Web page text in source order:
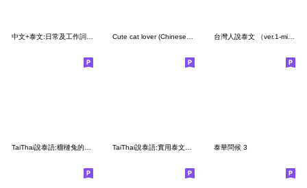
中文+泰文:日常及工作詞彙 (精選實用版) Cute cat lover (Chinese-Thai ver) 台灣人說泰文 （ver.1-minimal）
泰華問候 3